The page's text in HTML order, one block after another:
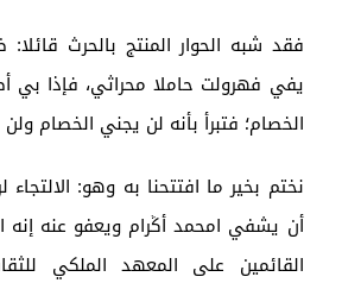
فقد شبه الحوار المنتج بالحرث
يفي فهرولت حاملا محراثي، فإذا بي
الخصام؛ فتبرأ بأنه لن يجني الخصام
نختم بخير ما افتتحنا به وهو: الالتجاء
أن يشفي امحمد أݣرام ويعفو عنه إنه
القائمين على المعهد الملكي